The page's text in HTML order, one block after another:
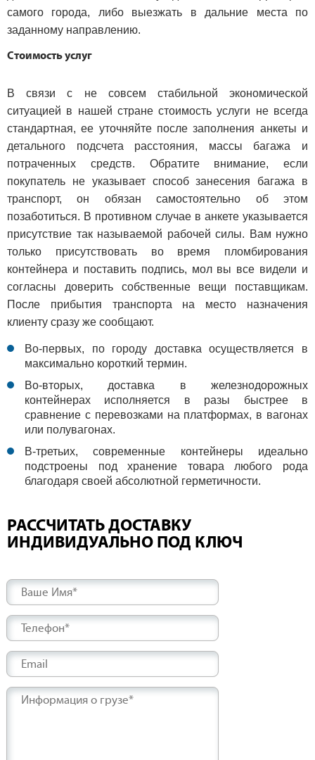
самого города, либо выезжать в дальние места по
заданному направлению.
Стоимость услуг
В связи с не совсем стабильной экономической
ситуацией в нашей стране стоимость услуги не всегда
стандартная, ее уточняйте после заполнения анкеты и
детального подсчета расстояния, массы багажа и
потраченных средств. Обратите внимание, если
покупатель не указывает способ занесения багажа в
транспорт, он обязан самостоятельно об этом
позаботиться. В противном случае в анкете указывается
присутствие так называемой рабочей силы. Вам нужно
только присутствовать во время пломбирования
контейнера и поставить подпись, мол вы все видели и
согласны доверить собственные вещи поставщикам.
После прибытия транспорта на место назначения
клиенту сразу же сообщают.
Во-первых, по городу доставка осуществляется в
максимально короткий термин.
Во-вторых, доставка в железнодорожных
контейнерах исполняется в разы быстрее в
сравнение с перевозками на платформах, в вагонах
или полувагонах.
В-третьих, современные контейнеры идеально
подстроены под хранение товара любого рода
благодаря своей абсолютной герметичности.
РАССЧИТАТЬ ДОСТАВКУ
ИНДИВИДУАЛЬНО ПОД КЛЮЧ
Ваше Имя*
Телефон*
Email
Информация о грузе*